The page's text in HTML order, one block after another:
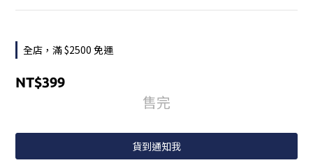
全店，滿 $2500 免運
NT$399
售完
貨到通知我